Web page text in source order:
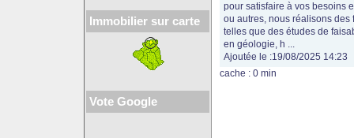
Immobilier sur carte
Vote Google
pour satisfaire à vos besoins
ou autres, nous réalisons des
telles que des études de
en géologie, h ...
Ajoutée le :19/08/2025 14:23
cache : 0 min